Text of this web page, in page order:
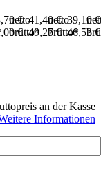
€
netto
€
brutto*
41,40 €
netto
49,27 €brutto*
39,10
46,53
an der Kasse
Informationen